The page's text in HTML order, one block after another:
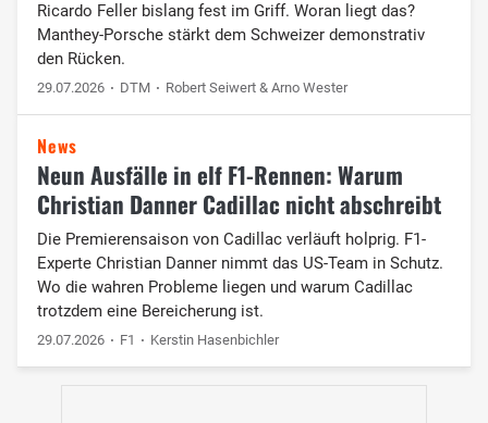
Ricardo Feller bislang fest im Griff. Woran liegt das?
Manthey-Porsche stärkt dem Schweizer demonstrativ
den Rücken.
29.07.2026 DTM Robert Seiwert & Arno Wester
News
Neun Ausfälle in elf F1-Rennen: Warum
Christian Danner Cadillac nicht abschreibt
Die Premierensaison von Cadillac verläuft holprig. F1-
Experte Christian Danner nimmt das US-Team in Schutz.
Wo die wahren Probleme liegen und warum Cadillac
trotzdem eine Bereicherung ist.
29.07.2026 F1 Kerstin Hasenbichler